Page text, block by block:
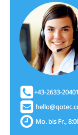
+43-2633-20401
Mo. bis Fr.,